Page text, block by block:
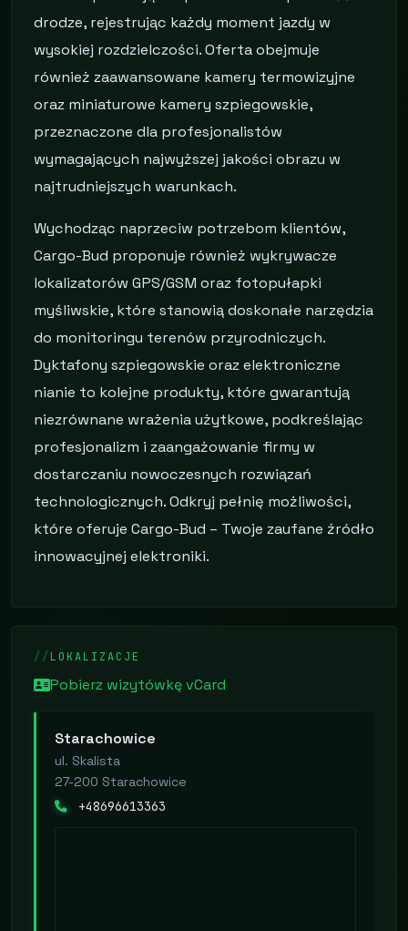
drodze, rejestrując każdy moment jazdy w
wysokiej rozdzielczości. Oferta obejmuje
również zaawansowane kamery termowizyjne
oraz miniaturowe kamery szpiegowskie,
przeznaczone dla profesjonalistów
wymagających najwyższej jakości obrazu w
najtrudniejszych warunkach.
Wychodząc naprzeciw potrzebom klientów,
Cargo-Bud proponuje również wykrywacze
lokalizatorów GPS/GSM oraz fotopułapki
myśliwskie, które stanowią doskonałe narzędzia
do monitoringu terenów przyrodniczych.
Dyktafony szpiegowskie oraz elektroniczne
nianie to kolejne produkty, które gwarantują
niezrównane wrażenia użytkowe, podkreślając
profesjonalizm i zaangażowanie firmy w
dostarczaniu nowoczesnych rozwiązań
technologicznych. Odkryj pełnię możliwości,
które oferuje Cargo-Bud – Twoje zaufane źródło
innowacyjnej elektroniki.
LOKALIZACJE
Pobierz wizytówkę vCard
Starachowice
ul. Skalista
27-200 Starachowice
+48696613363